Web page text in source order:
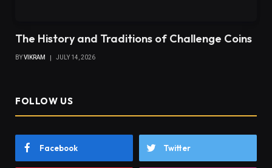
The History and Traditions of Challenge Coins
BYVIKRAM JULY 14, 2026
FOLLOW US
Facebook Twitter